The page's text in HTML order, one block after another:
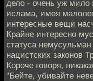
дело - очень уж мило
ислама, имея
интересные вещи
Крайне интересно
статуса
нацистских законов
Короче говоря,
"Бейте, убивайте